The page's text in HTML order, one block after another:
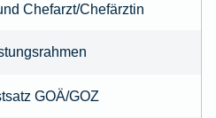
Chefarzt/Chefärztin
GOÄ/GOZ